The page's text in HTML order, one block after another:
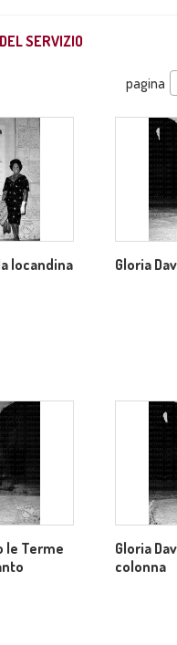
SERVIZIO
pagina
locandina
Gloria
le Terme
Gloria
colonna